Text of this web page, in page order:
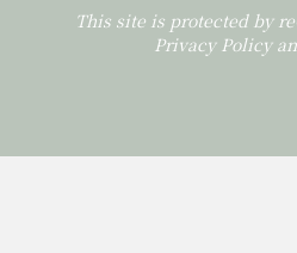
This site is protected by
Privacy Policy